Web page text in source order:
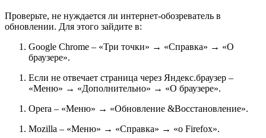
Проверьте, не нуждается ли интернет-обозреватель в
обновлении. Для этого зайдите в:
Google Chrome – «Три точки» → «Справка» → «О
браузере».
Если не отвечает страница через Яндекс.браузер –
«Меню» → «Дополнительно» → «О браузере».
Opera – «Меню» → «Обновление &Восстановление».
Mozilla – «Меню» → «Справка» → «о Firefox».